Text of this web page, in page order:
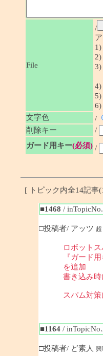
File
/
3)
4)
6)
文字色
/
削除キー
/
ガード用キー(必須) /
[ トピック内全14記
■1468 /
□投稿者/ アッツ
ロボット
『ガード
を追加
書き込み時
スパム対
■1164/
□投稿者/ ど素人 興